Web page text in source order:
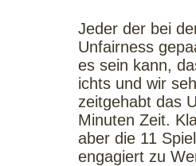
Jeder der bei
Unfairness
es sein kann,
ichts und wir
zeitgehabt das
Minuten Zeit.
aber die 11
engagiert zu